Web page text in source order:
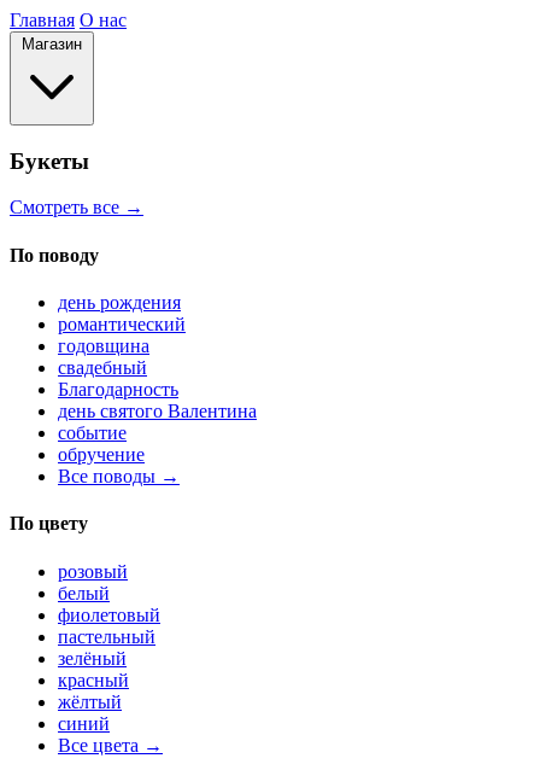
Главная О нас
Магазин
Букеты
Смотреть все →
По поводу
день рождения
романтический
годовщина
свадебный
Благодарность
день святого Валентина
событие
обручение
Все поводы →
По цвету
розовый
белый
фиолетовый
пастельный
зелёный
красный
жёлтый
синий
Все цвета →